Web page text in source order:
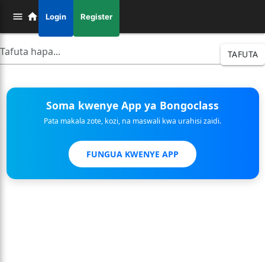
Login Register
TAFUTA
Soma kwenye App ya Bongoclass
Pata makala zote, kozi, na maswali kwa urahisi zaidi.
FUNGUA KWENYE APP